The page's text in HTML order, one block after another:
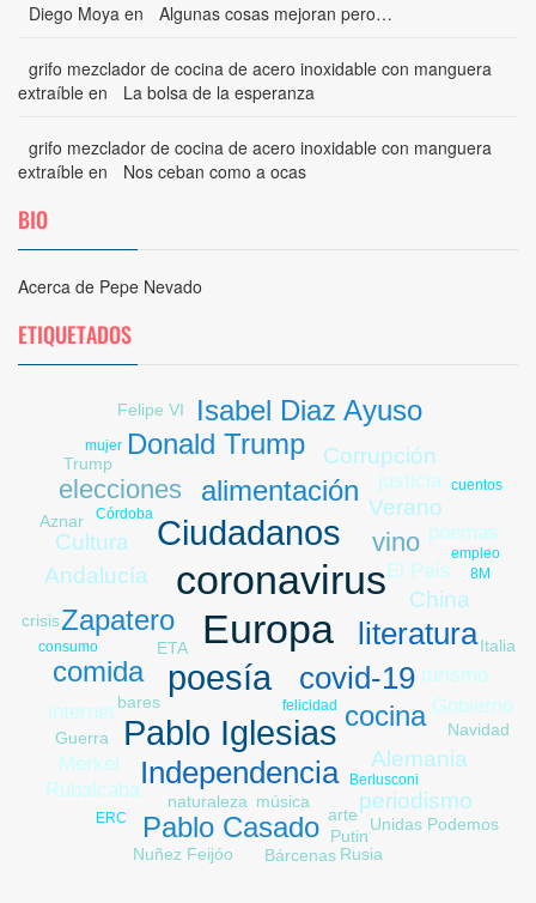
Diego Moya en Algunas cosas mejoran pero…
grifo mezclador de cocina de acero inoxidable con manguera
extraíble en La bolsa de la esperanza
grifo mezclador de cocina de acero inoxidable con manguera
extraíble en Nos ceban como a ocas
BIO
Acerca de Pepe Nevado
ETIQUETADOS
Europa
coronavirus
poesía
Ciudadanos
Pablo Iglesias
covid-19
literatura
Independencia
Zapatero
alimentación
cocina
Donald Trump
Pablo Casado
comida
Isabel Diaz Ayuso
elecciones
vino
Andalucía
Cultura
China
Verano
Alemania
Corrupción
periodismo
internet
El País
justicia
turismo
Gobierno
Merkel
poemas
Rubalcaba
arte
bares
Unidas Podemos
crisis
Guerra
naturaleza
Navidad
Nuñez Feijóo
Aznar
Bárcenas
ETA
Felipe VI
Italia
música
Rusia
Putin
Trump
Berlusconi
consumo
Córdoba
cuentos
empleo
ERC
mujer
8M
felicidad
Libia